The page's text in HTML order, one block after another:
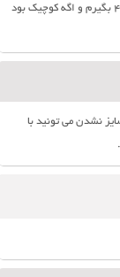
سلام من دو ست ترنج رو ميخوام ولي پام ٤١ هستش ميشه ٤٠ بگيرم و اگه كوچيك بود
نشدن می تونید با